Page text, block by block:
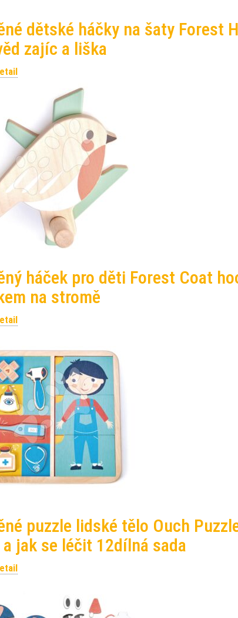
dětské háčky na šaty Forest
zajíc a liška
háček pro děti Forest Coat
na stromě
puzzle lidské tělo Ouch
jak se léčit 12dílná sada